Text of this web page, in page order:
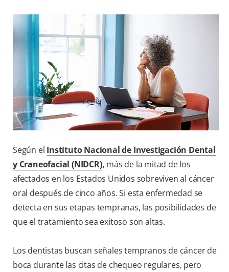
DÓNDE COMPRAR
PE (ES)
SUSCRÍBETE
Según el Instituto Nacional de Investigación Dental
y Craneofacial (NIDCR), más de la mitad de los
afectados en los Estados Unidos sobreviven al cáncer
oral después de cinco años. Si esta enfermedad se
detecta en sus etapas tempranas, las posibilidades de
que el tratamiento sea exitoso son altas.
Los dentistas buscan señales tempranos de cáncer de
boca durante las citas de chequeo regulares, pero